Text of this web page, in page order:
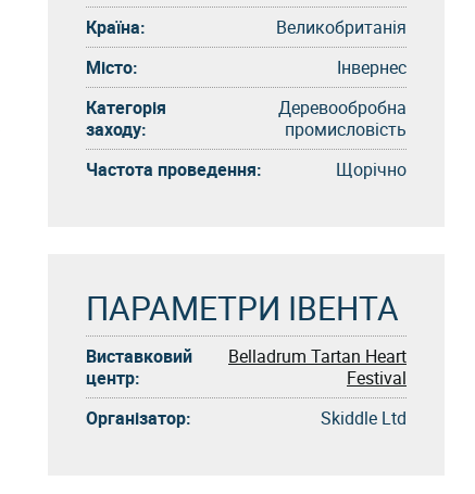
Країна:
Великобританія
Місто:
Інвернес
Категорія
заходу:
Деревообробна
промисловість
Частота проведення:
Щорічно
ПАРАМЕТРИ ІВЕНТА
Виставковий
центр:
Belladrum Tartan Heart
Festival
Організатор:
Skiddle Ltd